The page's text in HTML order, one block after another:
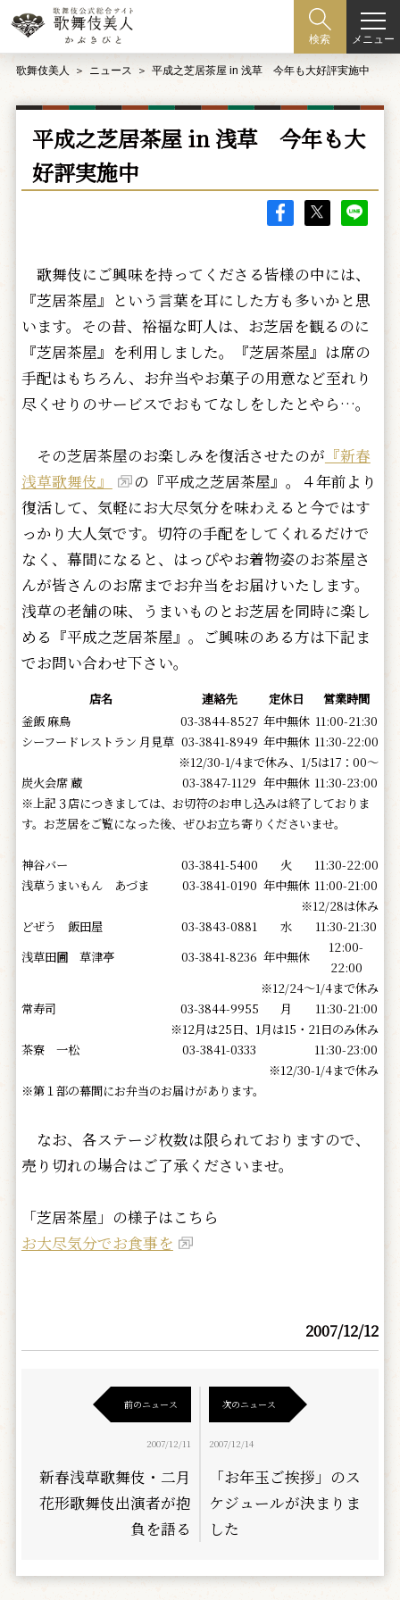
検索 メニュー
歌舞伎美人 ニュース 平成之芝居茶屋 in 浅草 今年も大好評実施中
平成之芝居茶屋 in 浅草 今年も大
好評実施中
歌舞伎にご興味を持ってくださる皆様の中には、
『芝居茶屋』という言葉を耳にした方も多いかと思
います。その昔、裕福な町人は、お芝居を観るのに
『芝居茶屋』を利用しました。『芝居茶屋』は席の
手配はもちろん、お弁当やお菓子の用意など至れり
尽くせりのサービスでおもてなしをしたとやら…。
その芝居茶屋のお楽しみを復活させたのが 『新春
浅草歌舞伎』
の『平成之芝居茶屋』。４年前より
復活して、気軽にお大尽気分を味わえると今ではす
っかり大人気です。切符の手配をしてくれるだけで
なく、幕間になると、はっぴやお着物姿のお茶屋さ
んが皆さんのお席までお弁当をお届けいたします。
浅草の老舗の味、うまいものとお芝居を同時に楽し
める『平成之芝居茶屋』。ご興味のある方は下記ま
でお問い合わせ下さい。
店名 連絡先 定休日
営業時間
釜飯 麻鳥
03-3844-8527 年中無休 11:00-21:30
シーフードレストラン 月見草 03-3841-8949 年中無休 11:30-22:00
※12/30-1/4まで休み、1/5は17：00～
炭火会席 蔵
03-3847-1129 年中無休 11:30-23:00
※上記３店につきましては、お切符のお申し込みは終了しておりま
す。 お芝居をご覧になった後、ぜひお立ち寄りくださいませ。
神谷バー 03-3841-5400 火
11:30-22:00
浅草うまいもん あづま
03-3841-0190 年中無休 11:00-21:00
※12/28は休み
どぜう 飯田屋
03-3843-0881 水
11:30-21:30
浅草田圃 草津亭
03-3841-8236 年中無休
12:00-
22:00
※12/24～1/4まで休み
常寿司
03-3844-9955 月
11:30-21:00
※12月は25日、1月は15・21日のみ休み
茶寮 一松
03-3841-0333
11:30-23:00
※12/30-1/4まで休み
※第１部の幕間にお弁当のお届けがあります。
なお、各ステージ枚数は限られておりますので、
売り切れの場合はご了承くださいませ。
「芝居茶屋」の様子はこちら
お大尽気分でお食事を
2007/12/12
前のニュース
2007/12/11
新春浅草歌舞伎・二月
花形歌舞伎出演者が抱
負を語る
次のニュース
2007/12/14
「お年玉ご挨拶」のス
ケジュールが決まりま
した